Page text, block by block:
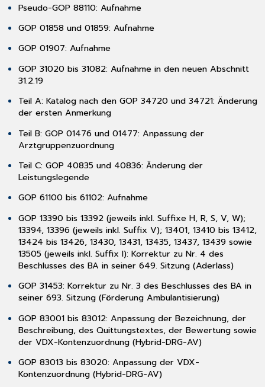
Etikettendruck
3.7.4
Aktualisierung
[Arbeitsmedizinische
Integration
Schalter
[Hausärztliche/Diabetologische
Mitteilung
den
Augenarzt]
3.7.6
Übernahme
neu
eingetragener
Allergien
in
das
Feld
3.7.7
Augenarztgerät
Nidek
LM
-7
3.7.8
Übernahme
Pseudo-GOP 88110: Aufnahme
GOP 01858 und 01859: Aufnahme
GOP 01907: Aufnahme
GOP 31020 bis 31082: Aufnahme in den neuen Abschnitt
31.2.19
Teil A: Katalog nach den GOP 34720 und 34721: Änderung
der ersten Anmerkung
Teil B: GOP 01476 und 01477: Anpassung der
Arztgruppenzuordnung
Teil C: GOP 40835 und 40836: Änderung der
Leistungslegende
GOP 61100 bis 61102: Aufnahme
GOP 13390 bis 13392 (jeweils inkl. Suffixe H, R, S, V, W);
13394, 13396 (jeweils inkl. Suffix V); 13401, 13410 bis 13412,
13424 bis 13426, 13430, 13431, 13435, 13437, 13439 sowie
13505 (jeweils inkl. Suffix I): Korrektur zu Nr. 4 des
Beschlusses des BA in seiner 649. Sitzung (Aderlass)
GOP 31453: Korrektur zu Nr. 3 des Beschlusses des BA in
seiner 693. Sitzung (Förderung Ambulantisierung)
GOP 83001 bis 83012: Anpassung der Bezeichnung, der
Beschreibung, des Quittungstextes, der Bewertung sowie
der VDX-Kontenzuordnung (Hybrid-DRG-AV)
GOP 83013 bis 83020: Anpassung der VDX-
Kontenzuordnung (Hybrid-DRG-AV)